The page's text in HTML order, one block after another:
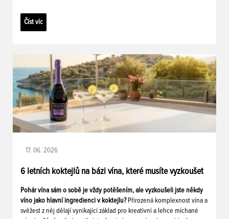
Číst víc
17. 06. 2026
6 letních koktejlů na bázi vína, které musíte vyzkoušet
Pohár vína sám o sobě je vždy potěšením, ale vyzkoušeli jste někdy
víno jako hlavní ingredienci v koktejlu? Přirozená komplexnost vína a
svěžest z něj dělají vynikající základ pro kreativní a lehce míchané